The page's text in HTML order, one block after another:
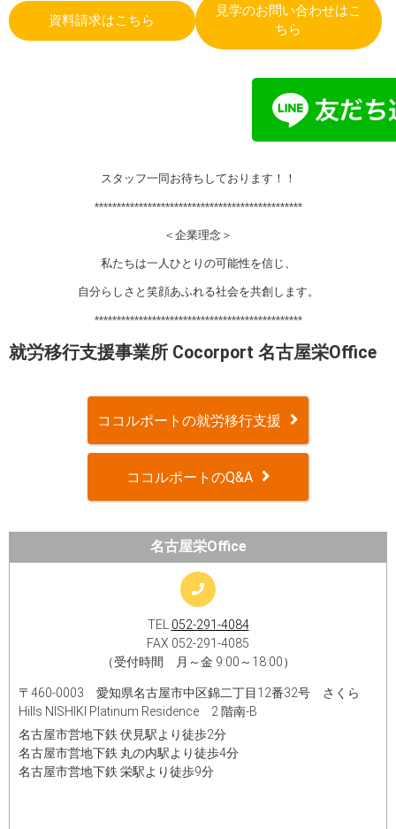
資料請求はこちら
見学のお問い合わせはこ
ちら
スタッフ一同お待ちしております！！
***********************************************
＜企業理念＞
私たちは一人ひとりの可能性を信じ、
自分らしさと笑顔あふれる社会を共創します。
***********************************************
就労移行支援事業所 Cocorport 名古屋栄Office
ココルポートの就労移行支援
ココルポートのQ&A
名古屋栄Office
TEL 052-291-4084
FAX 052-291-4085
（受付時間 月～金 9:00～18:00）
〒460-0003 愛知県名古屋市中区錦二丁目12番32号 さくら
Hills NISHIKI Platinum Residence 2 階南-B
名古屋市営地下鉄 伏見駅より徒歩2分
名古屋市営地下鉄 丸の内駅より徒歩4分
名古屋市営地下鉄 栄駅より徒歩9分